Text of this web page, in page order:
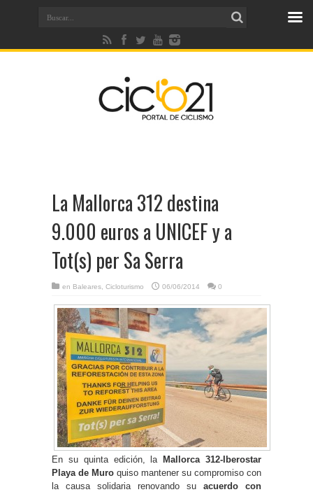
La Mallorca 312 destina
9.000 euros a UNICEF y a
Tot(s) per Sa Serra
en Baleares Cicloturismo 06/06/2014 0
En su quinta edición, la Mallorca 312-Iberostar
Playa de Muro quiso mantener su compromiso con
la causa solidaria renovando su acuerdo con